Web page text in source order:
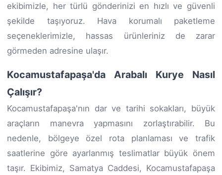
ekibimizle, her türlü gönderinizi en hızlı ve güvenli
şekilde taşıyoruz. Hava korumalı paketleme
seçeneklerimizle, hassas ürünleriniz de zarar
görmeden adresine ulaşır.
Kocamustafapaşa'da Arabalı Kurye Nasıl
Çalışır?
Kocamustafapaşa'nın dar ve tarihi sokakları, büyük
araçların manevra yapmasını zorlaştırabilir. Bu
nedenle, bölgeye özel rota planlaması ve trafik
saatlerine göre ayarlanmış teslimatlar büyük önem
taşır. Ekibimiz, Samatya Caddesi, Kocamustafapaşa